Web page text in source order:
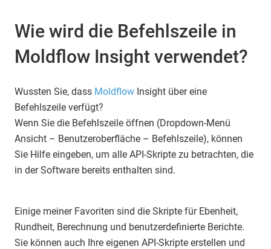
Wie wird die Befehlszeile in
Moldflow Insight verwendet?
Wussten Sie, dass Moldflow Insight über eine
Befehlszeile verfügt?
Wenn Sie die Befehlszeile öffnen (Dropdown-Menü
Ansicht – Benutzeroberfläche – Befehlszeile), können
Sie Hilfe eingeben, um alle API-Skripte zu betrachten, die
in der Software bereits enthalten sind.
Einige meiner Favoriten sind die Skripte für Ebenheit,
Rundheit, Berechnung und benutzerdefinierte Berichte.
Sie können auch Ihre eigenen API-Skripte erstellen und